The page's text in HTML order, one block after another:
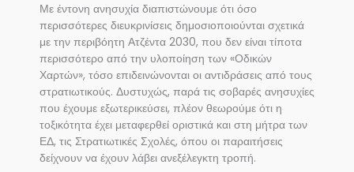
Με έντονη ανησυχία διαπιστώνουμε ότι όσο
περισσότερες διευκρινίσεις δημοσιοποιούνται σχετικά
με την περιβόητη Ατζέντα 2030, που δεν είναι τίποτα
περισσότερο από την υλοποίηση των «Οδικών
Χαρτών», τόσο επιδεινώνονται οι αντιδράσεις από τους
στρατιωτικούς. Δυστυχώς, παρά τις σοβαρές ανησυχίες
που έχουμε εξωτερικεύσει, πλέον θεωρούμε ότι η
τοξικότητα έχει μεταφερθεί οριστικά και στη μήτρα των
ΕΔ, τις Στρατιωτικές Σχολές, όπου οι παραιτήσεις
δείχνουν να έχουν λάβει ανεξέλεγκτη τροπή.